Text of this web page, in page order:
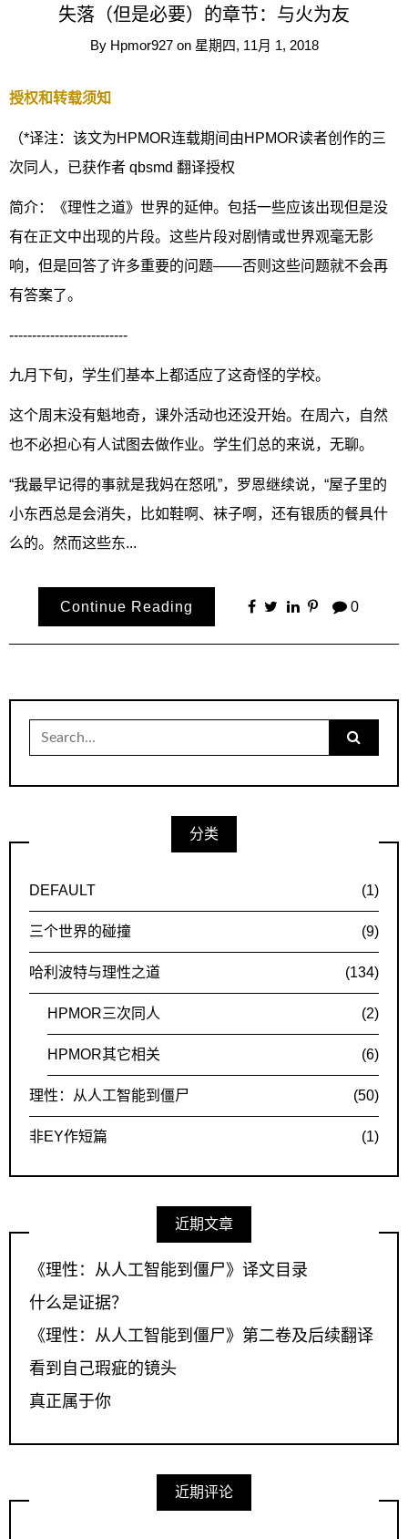
失落（但是必要）的章节：与火为友
By Hpmor927 on 星期四, 11月 1, 2018
授权和转载须知
（*译注：该文为HPMOR连载期间由HPMOR读者创作的三
次同人，已获作者 qbsmd 翻译授权
简介：《理性之道》世界的延伸。包括一些应该出现但是没
有在正文中出现的片段。这些片段对剧情或世界观毫无影
响，但是回答了许多重要的问题——否则这些问题就不会再
有答案了。
--------------------------
九月下旬，学生们基本上都适应了这奇怪的学校。
这个周末没有魁地奇，课外活动也还没开始。在周六，自然
也不必担心有人试图去做作业。学生们总的来说，无聊。
“我最早记得的事就是我妈在怒吼”，罗恩继续说，“屋子里的
小东西总是会消失，比如鞋啊、袜子啊，还有银质的餐具什
么的。然而这些东...
Continue Reading 0
Search
for:
分类
DEFAULT (1)
三个世界的碰撞 (9)
哈利波特与理性之道 (134)
HPMOR三次同人 (2)
HPMOR其它相关 (6)
理性：从人工智能到僵尸 (50)
非EY作短篇 (1)
近期文章
《理性：从人工智能到僵尸》译文目录
什么是证据？
《理性：从人工智能到僵尸》第二卷及后续翻译
看到自己瑕疵的镜头
真正属于你
近期评论